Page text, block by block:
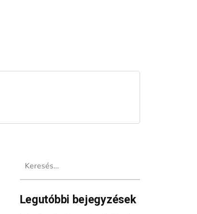
Legutóbbi bejegyzések